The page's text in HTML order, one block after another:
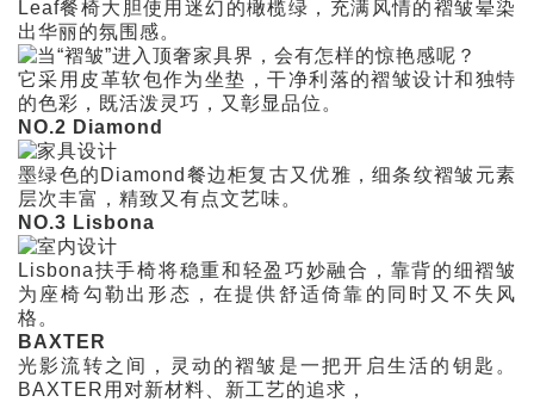
Leaf餐椅大胆使用迷幻的橄榄绿，充满风情的褶皱晕染
出华丽的氛围感。
它采用皮革软包作为坐垫，干净利落的褶皱设计和独特
的色彩，既活泼灵巧，又彰显品位。
NO.2 Diamond
墨绿色的Diamond餐边柜复古又优雅，细条纹褶皱元素
层次丰富，精致又有点文艺味。
NO.3 Lisbona
Lisbona扶手椅将稳重和轻盈巧妙融合，靠背的细褶皱
为座椅勾勒出形态，在提供舒适倚靠的同时又不失风
格。
BAXTER
光影流转之间，灵动的褶皱是一把开启生活的钥匙。
BAXTER用对新材料、新工艺的追求，